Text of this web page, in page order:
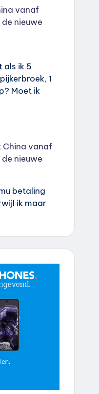
vanaf
nieuwe
als ik 5
1
Moet ik
China vanaf
nieuwe
betaling
ik maar